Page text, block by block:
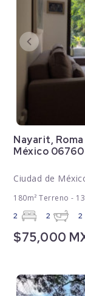
Nayarit,
México 06760
Ciudad de
180m² Terreno -
2 2 2
$75,000